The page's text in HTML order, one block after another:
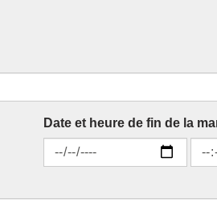
Date et heure de fin de la
Date